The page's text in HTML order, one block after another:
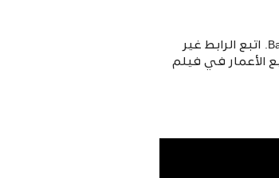
ظهر كتاب تشارلي ماكيزي الأكثر مبيعًا في فيلم الرسوم المتحركة الجميل هذا من NoneMore و Bad Robot Productions. اتبع الرابط غير
الأعمار في فيلم